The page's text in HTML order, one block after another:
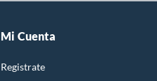
Mi Cuenta
Registrate